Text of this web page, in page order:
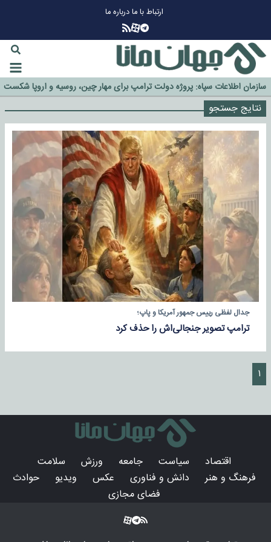
ارتباط با مادرباره ما
گزینه جدایی اوسمار روی میز مدیران پرسپولیس
آیا رئیس جمهور آمریکا قانون را دور می‌زند؟
اخراج رسمی چهره نامدار از پرسپولیس
سازمان اطلاعات سپاه: پروژه دولت ترامپ برای مهار چین، روسیه و اروپا شکست
خورد
نتایج جستجو
جدال لفظی رییس جمهور آمریکا و پاپ؛
ترامپ تصویر جنجالی‌اش را حذف کرد
۱
اقتصاد سیاست جامعه ورزش
سلامت
فرهنگ و هنر
دانش و فناوری عکس ویدیو
حوادث
فضای مجازی